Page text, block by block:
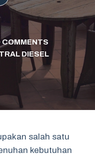
COMMENTS
DIESEL
salah satu
kebutuhan